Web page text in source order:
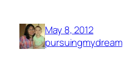
May 8, 2012
pursuingmydream